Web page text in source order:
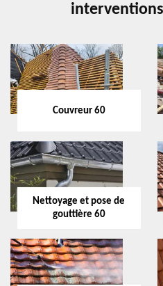
Couvreur 60
Nettoyage et pose de
gouttière 60